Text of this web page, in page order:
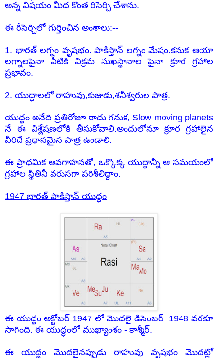
అన్న విషయం మీద కొంత రిసెర్చి చేశాను.
ఈ రీసెర్చిలో గుర్తించిన అంశాలు:--
1. భారత్ లగ్నం వృషభం. పాకిస్తాన్ లగ్నం మేషం.కనుక ఆయా
లగ్నాలపైనా వీటికి విక్రమ సుఖస్థానాల పైనా క్రూర గ్రహాల
ప్రభావం.
2. యుద్ధాలలో రాహువు,కుజుడు,శనీశ్వరుల పాత్ర.
యుద్ధం అనేది ప్రతిరోజూ రాదు గనుక, Slow moving planets
నే ఈ విశ్లేషణలోకి తీసుకోవాలి.అందులోనూ క్రూర గ్రహాలైన
వీరిదే ప్రధానమైన పాత్ర ఉండాలి.
ఈ ప్రాధమిక అవగాహనతో, ఒక్కొక్క యుద్ధాన్నీ ఆ సమయంలో
గ్రహాల స్థితినీ వరుసగా పరిశీలిద్దాం.
1947 భారత్ పాకిస్తాన్ యుద్ధం
ఈ యుద్ధం అక్టోబర్ 1947 లో మొదలై డిసెంబర్ 1948 వరకూ
సాగింది. ఈ యుద్ధంలో ముఖ్యాంశం - కాశ్మీర్.
ఈ యుద్ధం మొదలైనప్పుడు రాహువు వృషభం మొదట్లో